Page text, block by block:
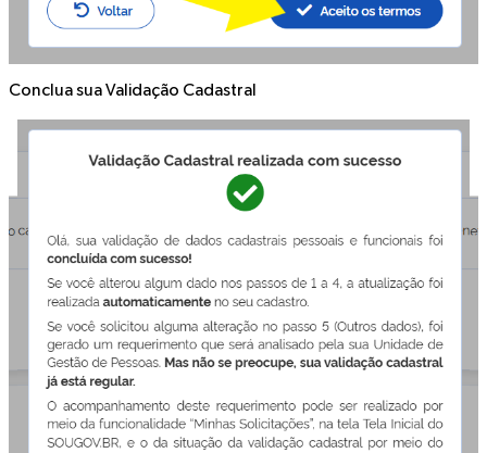
Conclua sua Validação Cadastral